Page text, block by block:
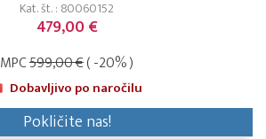
Kat. št. : 80060152
479,00 €
MPC599,00 €( -20% )
Dobavljivo po naročilu
Pokličite nas!